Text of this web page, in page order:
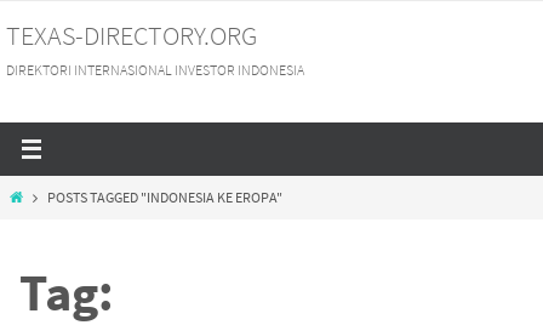
to
content
TEXAS-DIRECTORY.ORG
DIREKTORI INTERNASIONAL INVESTOR INDONESIA
HOMEPOSTS TAGGED "INDONESIA KE EROPA"
Tag: